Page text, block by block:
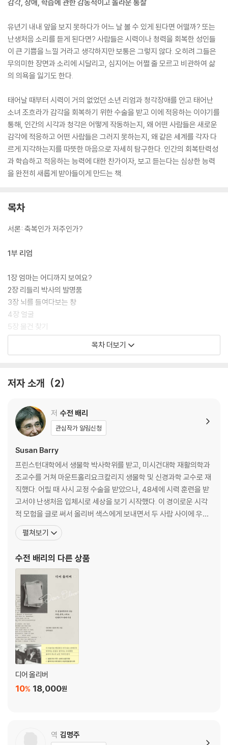
감각, 장애, 학습에 관한 감동적이고 놀라운 통찰
유년기 내내 앞을 보지 못하다가 어느 날 볼 수 있게 된다면 어떨까? 또는
난생처음 소리를 듣게 된다면? 사람들은 시력이나 청력을 회복한 성인들
이 큰 기쁨을 느낄 거라고 생각하지만 보통은 그렇지 않다. 오히려 그들은
무의미한 장면과 소리에 시달리고, 심지어는 어쩔 줄 모르고 비관하여 삶
의 의욕을 잃기도 한다.
태어날 때부터 시력이 거의 없었던 소년 리엄과 청각장애를 안고 태어난
소녀 조흐라가 감각을 회복하기 위한 수술을 받고 이에 적응하는 이야기를
통해, 인간의 시각과 청각은 어떻게 작동하는지, 왜 어떤 사람들은 새로운
감각에 적응하고 어떤 사람들은 그러지 못하는지, 왜 같은 세계를 각자 다
르게 지각하는지를 따뜻한 마음으로 자세히 탐구한다. 인간의 회복탄력성
과 학습하고 적응하는 능력에 대한 찬가이자, 보고 듣는다는 심상한 능력
을 완전히 새롭게 받아들이게 만드는 책.
목차
서론: 축복인가 저주인가?
1부 리엄
1장 엄마는 어디까지 보여요?
2장 리들리 박사의 발명품
3장 뇌를 들여다보는 창
4장 얼굴
5장 물건 찾기
6장 시각의 가장 위대한 스승
10장 모든 것에는 이름이 있다
11장 끈기가 결실을 맺다
12장 기이한 느낌
13장 끽 소리, 쾅 소리, 웃음소리
14장 다른 사람들과 대화하기
15장 혼잣말하기
16장 음표
17장 칵테일 파티 문제
감사의 말
도판 출처
찾아보기
목차 더보기
저자 소개 2
저 수전 배리
관심작가 알림신청
Susan Barry
프린스턴대학에서 생물학 박사학위를 받고, 미시건대학 재활의학과
조교수를 거쳐 마운트홀리요크칼리지 생물학 및 신경과학 교수로 재
직했다. 어릴 때 사시 교정 수술을 받았으나, 48세에 시력 훈련을 받
고서야 난생처음 입체시로 세상을 보기 시작했다. 이 경이로운 시각
적 모험을 글로 써서 올리버 색스에게 보내면서 두 사람 사이에 우정
이 싹텄다. 입체시는 유년기의 ‘결정적 시기’에만 발달할 수 있다는 의
학계의 통념을 무너뜨린 배리의 이야기는 색스의 글 「스테레오 수」와
의학상 수상자 에릭 캔델은 『3차원의 기적』에 대해 “
펼쳐보기
수전 배리 의 다른 상품
디어 올리버
18,000원
10%
역 김명주